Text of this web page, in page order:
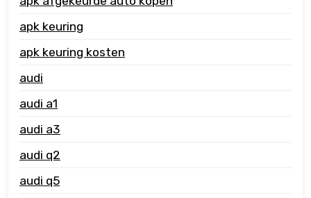
apk keuring
apk keuring kosten
audi
audi a1
audi a3
audi q2
audi q5